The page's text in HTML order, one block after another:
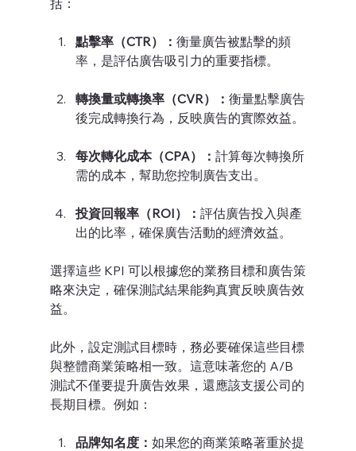
點擊率（CTR）： 衡量廣告被點擊的頻
率，是評估廣告吸引力的重要指標。
轉換量或轉換率（CVR）： 衡量點擊廣告
後完成轉換行為，反映廣告的實際效益。
每次轉化成本（CPA）： 計算每次轉換所
需的成本，幫助您控制廣告支出。
投資回報率（ROI）： 評估廣告投入與產
出的比率，確保廣告活動的經濟效益。
選擇這些 KPI 可以根據您的業務目標和廣告策
略來決定，確保測試結果能夠真實反映廣告效
益。
此外，設定測試目標時，務必要確保這些目標
與整體商業策略相一致。這意味著您的 A/B
測試不僅要提升廣告效果，還應該支援公司的
長期目標。例如：
品牌知名度： 如果您的商業策略著重於提